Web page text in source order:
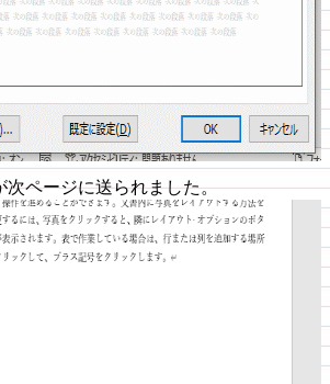
次ページに送られました。